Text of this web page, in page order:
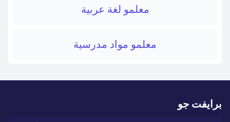
معلمو لغة عربية
معلمو مواد مدرسية
برايفت جو